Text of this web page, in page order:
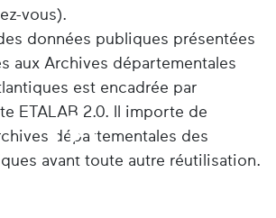
vous).
données publiques présentées
aux Archives départementales
est encadrée par
ETALAB 2.0. Il importe de
départementales des
avant toute autre réutilisation.